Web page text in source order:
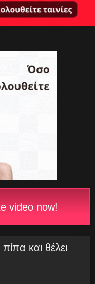
video now!
και θέλει